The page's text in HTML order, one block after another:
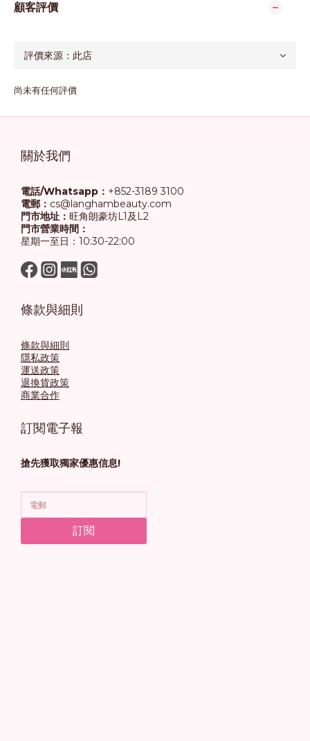
顧客評價
尚未有任何評價
關於我們
電話/Whatsapp： +852-3189 3100
電郵： cs@langhambeauty.com
門市地址： 旺角朗豪坊L1及L2
門市營業時間：
星期一至日：10:30-22:00
條款與細則
條款與細則
隱私政策
運送政策
退換貨政策
商業合作
訂閱電子報
搶先獲取獨家優惠信息!
訂閱